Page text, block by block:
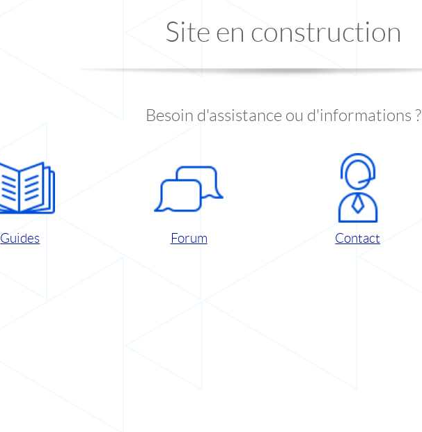
Site en construction
Besoin d'assistance ou d'informations ?
Guides Forum Contact